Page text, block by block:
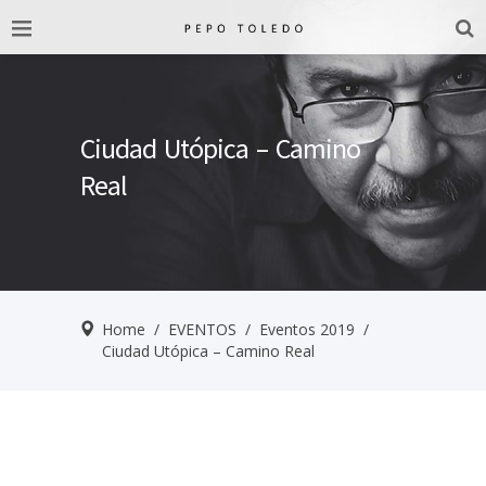
Ciudad Utópica – Camino
Real
Home / EVENTOS / Eventos 2019 /
Ciudad Utópica – Camino Real